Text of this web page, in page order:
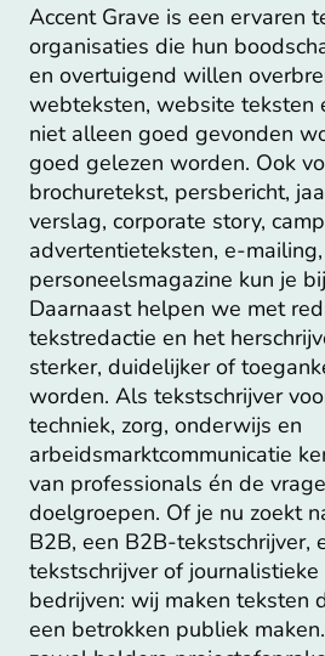
Accent Grave is een ervaren
organisaties die hun
en overtuigend willen
webteksten, website teksten
niet alleen goed gevonden
goed gelezen worden. Ook
brochuretekst, persbericht,
verslag, corporate story,
advertentieteksten, e-
personeelsmagazine kun je
Daarnaast helpen we met
tekstredactie en het
sterker, duidelijker of
worden. Als tekstschrijver
techniek, zorg, onderwijs en
arbeidsmarktcommunicatie
van professionals én de
doelgroepen. Of je nu zoekt
B2B, een B2B-tekstschrijver,
tekstschrijver of
bedrijven: wij maken teksten
een betrokken publiek